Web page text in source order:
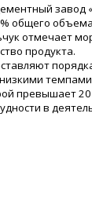
завод
общего
отмечает
продукта.
превышает
в